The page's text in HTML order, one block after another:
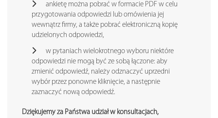
ankietę można pobrać w formacie PDF w celu
przygotowania odpowiedzi lub omówienia jej
wewnątrz firmy, a także pobrać elektroniczną kopię
udzielonych odpowiedzi,
w pytaniach wielokrotnego wyboru niektóre
odpowiedzi nie mogą być ze sobą łączone: aby
zmienić odpowiedź, należy odznaczyć uprzedni
wybór przez ponowne kliknięcie, a następnie
zaznaczyć nową odpowiedź.
Dziękujemy za Państwa udział w konsultacjach,